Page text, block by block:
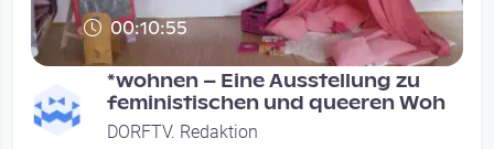
00:10:55
*wohnen – Eine Ausstellung zu
feministischen und queeren Woh
DORFTV. Redaktion